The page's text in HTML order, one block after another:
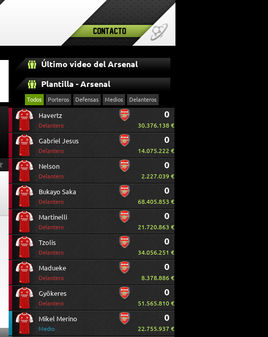
Contacto
Último video del Arsenal
Plantilla - Arsenal
Todos Porteros Defensas Medios Delanteros
Havertz
Delantero
0
30.376.138 €
Gabriel Jesus
Delantero
0
14.075.222 €
Nelson
Delantero
0
2.227.039 €
Bukayo Saka
Delantero
0
68.405.853 €
Martinelli
Delantero
0
21.720.863 €
Tzolis
Delantero
0
34.056.251 €
Madueke
Delantero
0
8.378.886 €
Gyökeres
Delantero
0
51.565.810 €
Mikel Merino
Medio
0
22.755.937 €